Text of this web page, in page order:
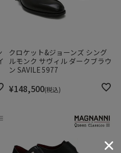
クロケット&ジョーンズ シング
ルモンク サヴィル ダークブラウ
ン SAVILE 5977
¥148,500 税込